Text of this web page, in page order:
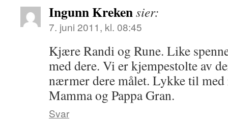
Ingunn Krekensier:
7. juni 2011, kl. 08:45
Kjære Randi og Rune. Like
med dere. Vi er kjempestolte av
nærmer dere målet. Lykke til med
Mamma og Pappa Gran.
Svar